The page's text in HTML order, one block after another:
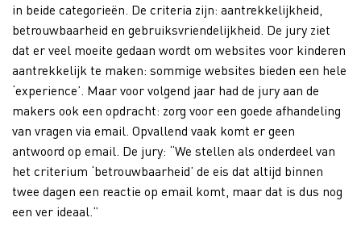
in beide categorieën. De criteria zijn: aantrekkelijkheid,
betrouwbaarheid en gebruiksvriendelijkheid. De jury ziet
dat er veel moeite gedaan wordt om websites voor kinderen
aantrekkelijk te maken: sommige websites bieden een hele
‘experience’. Maar voor volgend jaar had de jury aan de
makers ook een opdracht: zorg voor een goede afhandeling
van vragen via email. Opvallend vaak komt er geen
antwoord op email. De jury: “We stellen als onderdeel van
het criterium ‘betrouwbaarheid’ de eis dat altijd binnen
twee dagen een reactie op email komt, maar dat is dus nog
een ver ideaal.”